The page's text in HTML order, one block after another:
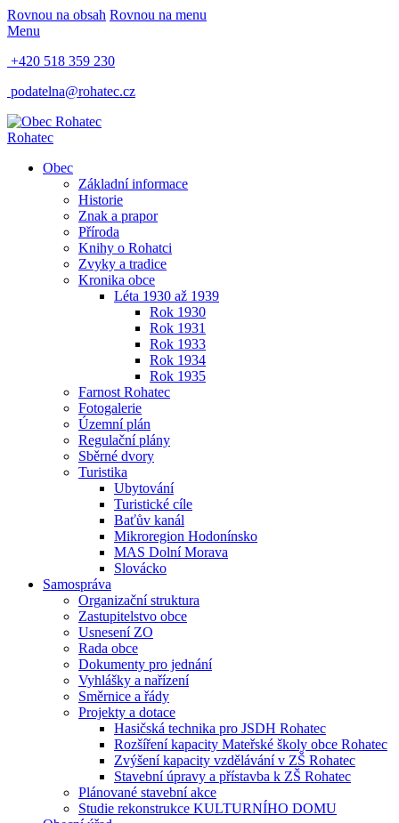
Rovnou na obsah Rovnou na menu
Menu
+420 518 359 230
podatelna@rohatec.cz
Rohatec
Obec
Základní informace
Historie
Znak a prapor
Příroda
Knihy o Rohatci
Zvyky a tradice
Kronika obce
Léta 1930 až 1939
Rok 1930
Rok 1931
Rok 1933
Rok 1934
Rok 1935
Farnost Rohatec
Fotogalerie
Územní plán
Regulační plány
Sběrné dvory
Turistika
Ubytování
Turistické cíle
Baťův kanál
Mikroregion Hodonínsko
MAS Dolní Morava
Slovácko
Samospráva
Organizační struktura
Zastupitelstvo obce
Usnesení ZO
Rada obce
Dokumenty pro jednání
Vyhlášky a nařízení
Směrnice a řády
Projekty a dotace
Hasičská technika pro JSDH Rohatec
Rozšíření kapacity Mateřské školy obce Rohatec
Zvýšení kapacity vzdělávání v ZŠ Rohatec
Stavební úpravy a přístavba k ZŠ Rohatec
Plánované stavební akce
Studie rekonstrukce KULTURNÍHO DOMU